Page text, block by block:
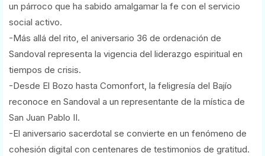
un párroco que ha sabido amalgamar la fe con el servicio
social activo.
-Más allá del rito, el aniversario 36 de ordenación de
Sandoval representa la vigencia del liderazgo espiritual en
tiempos de crisis.
-Desde El Bozo hasta Comonfort, la feligresía del Bajío
reconoce en Sandoval a un representante de la mística de
San Juan Pablo II.
-El aniversario sacerdotal se convierte en un fenómeno de
cohesión digital con centenares de testimonios de gratitud.